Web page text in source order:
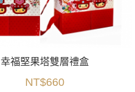
幸福堅果塔雙層禮盒
NT$660